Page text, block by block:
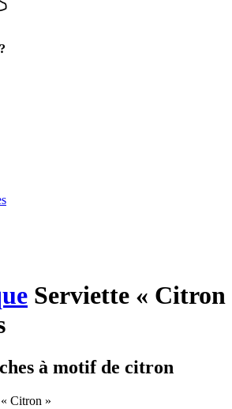
Serviette « Citron
à motif de citron
Citron »